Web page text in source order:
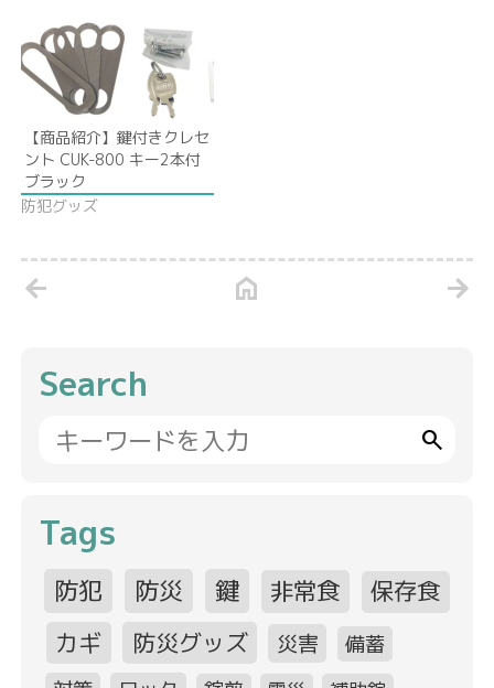
【商品紹介】鍵付きクレセ
ント CUK-800 キー2本付
ブラック
防犯グッズ
arrow_back home arrow_forward
Search
search
Tags
防犯 防災 鍵 非常食
保存食
カギ
防災グッズ 災害
備蓄